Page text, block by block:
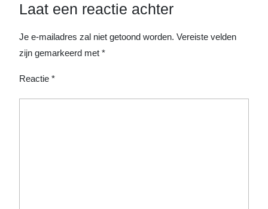
Laat een reactie achter
Je e-mailadres zal niet getoond worden. Vereiste velden
zijn gemarkeerd met *
Reactie *